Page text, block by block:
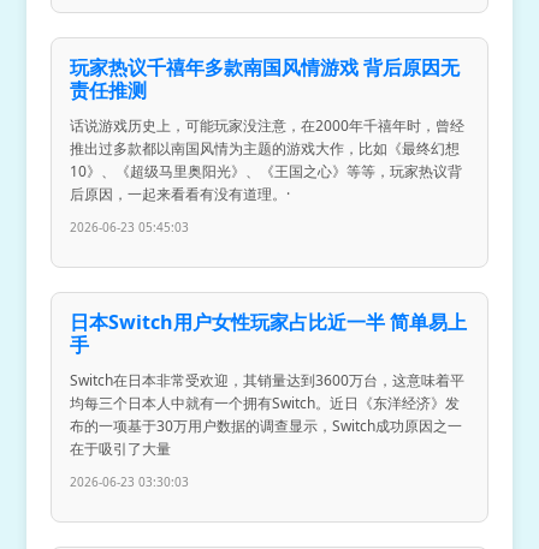
玩家热议千禧年多款南国风情游戏 背后原因无
责任推测
话说游戏历史上，可能玩家没注意，在2000年千禧年时，曾经
推出过多款都以南国风情为主题的游戏大作，比如《最终幻想
10》、《超级马里奥阳光》、《王国之心》等等，玩家热议背
后原因，一起来看看有没有道理。·
2026-06-23 05:45:03
日本Switch用户女性玩家占比近一半 简单易上
手
Switch在日本非常受欢迎，其销量达到3600万台，这意味着平
均每三个日本人中就有一个拥有Switch。近日《东洋经济》发
布的一项基于30万用户数据的调查显示，Switch成功原因之一
在于吸引了大量
2026-06-23 03:30:03